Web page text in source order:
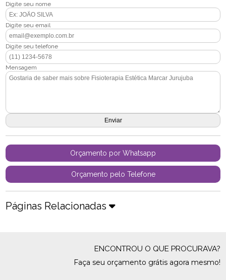
Digite seu nome
Digite seu email
Digite seu telefone
Mensagem
Orçamento por Whatsapp
Orçamento pelo Telefone
Páginas Relacionadas
ENCONTROU O QUE PROCURAVA?
Faça seu orçamento grátis agora mesmo!